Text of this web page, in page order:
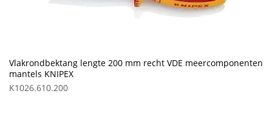
Vlakrondbektang lengte 200 mm recht VDE meercomponenten
mantels KNIPEX
K1026.610.200